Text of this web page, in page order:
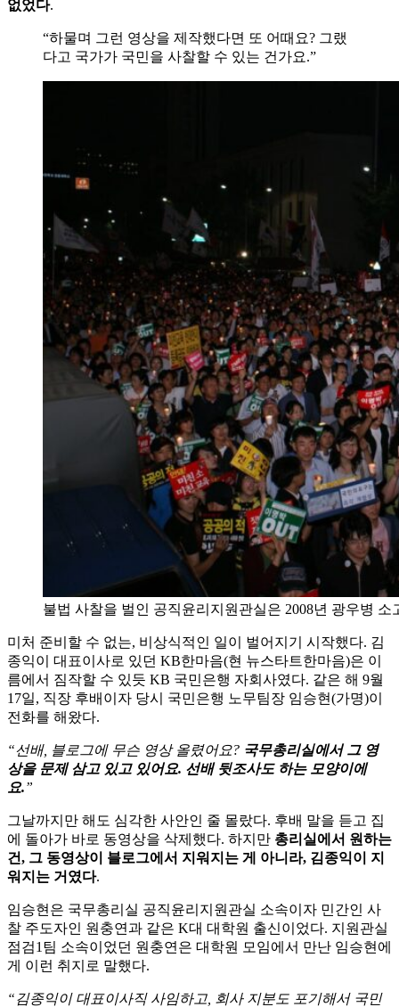
없었다.
“하물며 그런 영상을 제작했다면 또 어때요? 그랬
다고 국가가 국민을 사찰할 수 있는 건가요.”
불법 사찰을 벌인 공직윤리지원관실은 2008년 광우병
미처 준비할 수 없는, 비상식적인 일이 벌어지기 시작했다. 김
종익이 대표이사로 있던 KB한마음(현 뉴스타트한마음)은 이
름에서 짐작할 수 있듯 KB 국민은행 자회사였다. 같은 해 9월
17일, 직장 후배이자 당시 국민은행 노무팀장 임승현(가명)이
전화를 해왔다.
“선배, 블로그에 무슨 영상 올렸어요? 국무총리실에서 그 영
상을 문제 삼고 있고 있어요. 선배 뒷조사도 하는 모양이에
요.”
그날까지만 해도 심각한 사안인 줄 몰랐다. 후배 말을 듣고 집
에 돌아가 바로 동영상을 삭제했다. 하지만 총리실에서 원하는
건, 그 동영상이 블로그에서 지워지는 게 아니라, 김종익이 지
워지는 거였다.
임승현은 국무총리실 공직윤리지원관실 소속이자 민간인 사
찰 주도자인 원충연과 같은 K대 대학원 출신이었다. 지원관실
점검1팀 소속이었던 원충연은 대학원 모임에서 만난 임승현에
게 이런 취지로 말했다.
“김종익이 대표이사직 사임하고, 회사 지분도 포기해서 국민